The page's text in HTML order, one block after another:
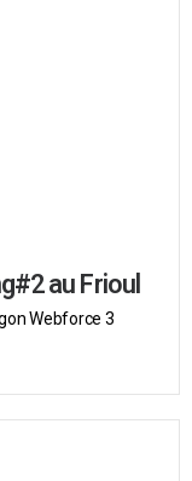
au Frioul
Webforce 3